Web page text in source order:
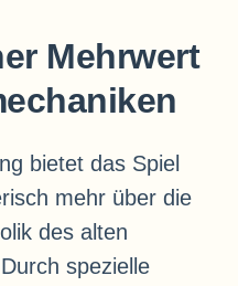
Mehrwert
bietet das Spiel
mehr über die
des alten
spezielle